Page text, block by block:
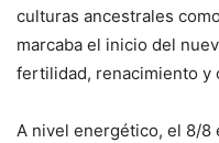
culturas ancestrales
marcaba el inicio del
fertilidad, renacimiento y
A nivel energético, el 8/8